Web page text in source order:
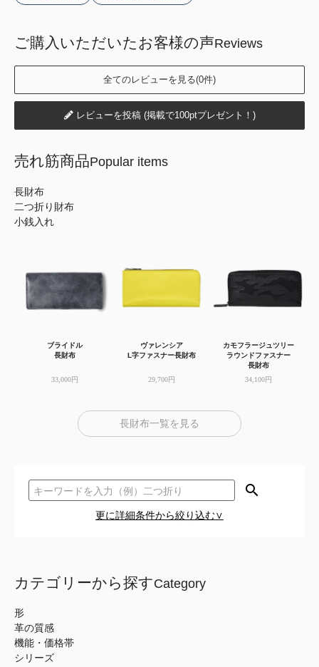
ご購入いただいたお客様の声Reviews
全てのレビューを見る(0件)
レビューを投稿 (掲載で100ptプレゼント！)
売れ筋商品Popular items
長財布
二つ折り財布
小銭入れ
ブライドル
長財布
33,000円
ヴァレンシア
L字ファスナー長財布
29,700円
カモフラージュツリー
ラウンドファスナー
長財布
34,100円
長財布一覧を見る
search
更に詳細条件から絞り込む∨
カテゴリーから探すCategory
形
革の質感
機能・価格帯
シリーズ